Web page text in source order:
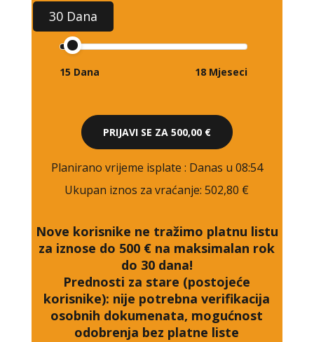
30 Dana
15 Dana 18 Mjeseci
PRIJAVI SE ZA 500,00 €
Planirano vrijeme isplate : Danas u 08:54
Ukupan iznos za vraćanje:502,80 €
Nove korisnike ne tražimo platnu listu
za iznose do 500 € na maksimalan rok
do 30 dana!
Prednosti za stare (postojeće
korisnike): nije potrebna verifikacija
osobnih dokumenata, mogućnost
odobrenja bez platne liste